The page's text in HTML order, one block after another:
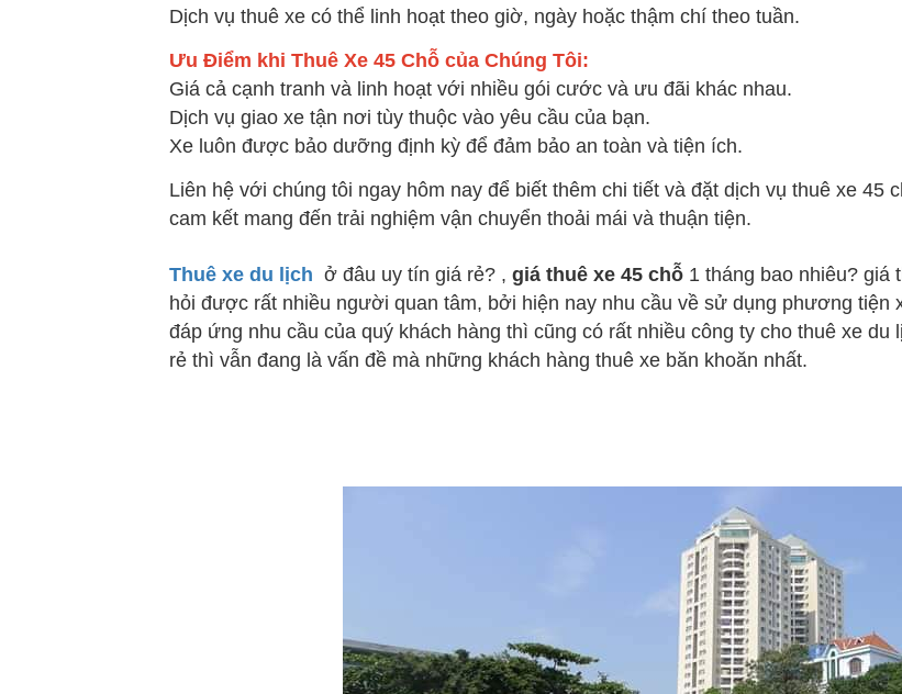
Dịch vụ thuê xe có thể linh hoạt theo giờ, ngày hoặc thậm chí theo tuần.
Ưu Điểm khi Thuê Xe 45 Chỗ của Chúng Tôi:
Giá cả cạnh tranh và linh hoạt với nhiều gói cước và ưu đãi khác nhau.
Dịch vụ giao xe tận nơi tùy thuộc vào yêu cầu của bạn.
Xe luôn được bảo dưỡng định kỳ để đảm bảo an toàn và tiện ích.
Liên hệ với chúng tôi ngay hôm nay để biết thêm chi tiết và đặt dịch vụ thuê xe 45
cam kết mang đến trải nghiệm vận chuyển thoải mái và thuận tiện.
Thuê xe du lịch ở đâu uy tín giá rẻ? ,giá thuê xe 45 chỗ 1 tháng bao nhiêu? giá
hỏi được rất nhiều người quan tâm, bởi hiện nay nhu cầu về sử dụng phương tiện
đáp ứng nhu cầu của quý khách hàng thì cũng có rất nhiều công ty cho thuê xe
rẻ thì vẫn đang là vấn đề mà những khách hàng thuê xe băn khoăn nhất.